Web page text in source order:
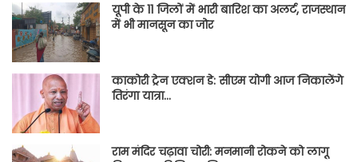
यूपी के 11 जिलों में भारी बारिश का अलर्ट, राजस्थान
में भी मानसून का जोर
काकोरी ट्रेन एक्शन डे: सीएम योगी आज निकालेंगे
तिरंगा यात्रा…
राम मंदिर चढ़ावा चोरी: मनमानी रोकने को लागू